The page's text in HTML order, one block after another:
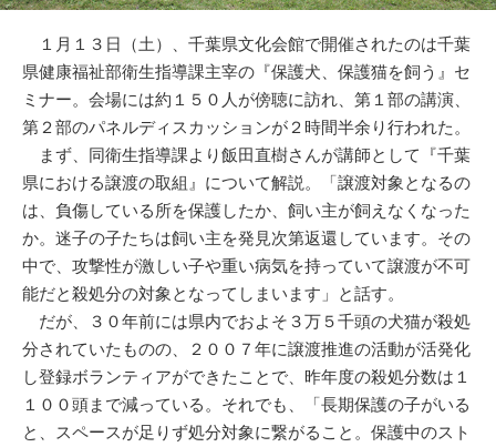
１月１３日（土）、千葉県文化会館で開催されたのは千葉
県健康福祉部衛生指導課主宰の『保護犬、保護猫を飼う』セ
ミナー。会場には約１５０人が傍聴に訪れ、第１部の講演、
第２部のパネルディスカッションが２時間半余り行われた。
まず、同衛生指導課より飯田直樹さんが講師として『千葉
県における譲渡の取組』について解説。「譲渡対象となるの
は、負傷している所を保護したか、飼い主が飼えなくなった
か。迷子の子たちは飼い主を発見次第返還しています。その
中で、攻撃性が激しい子や重い病気を持っていて譲渡が不可
能だと殺処分の対象となってしまいます」と話す。
だが、３０年前には県内でおよそ３万５千頭の犬猫が殺処
分されていたものの、２００７年に譲渡推進の活動が活発化
し登録ボランティアができたことで、昨年度の殺処分数は１
１００頭まで減っている。それでも、「長期保護の子がいる
と、スペースが足りず処分対象に繋がること。保護中のスト